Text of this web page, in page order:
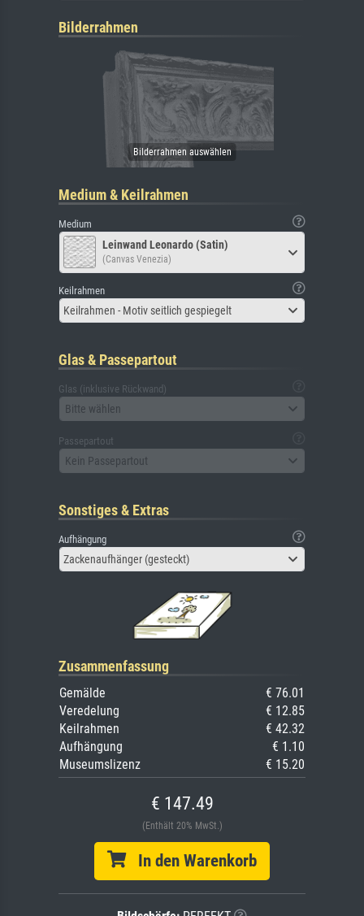
Bilderrahmen
Medium & Keilrahmen
Medium
Leinwand Leonardo (Satin)
(Canvas Venezia)
Keilrahmen
Keilrahmen - Motiv seitlich gespiegelt
Glas & Passepartout
Glas (inklusive Rückwand)
Bitte wählen
Passepartout
Kein Passepartout
Sonstiges & Extras
Aufhängung
Zackenaufhänger (gesteckt)
Zusammenfassung
Gemälde
€ 76.01
Veredelung
€ 12.85
Keilrahmen
€ 42.32
Aufhängung
€ 1.10
Museumslizenz
€ 15.20
€ 147.49
(Enthält 20% MwSt.)
In den Warenkorb